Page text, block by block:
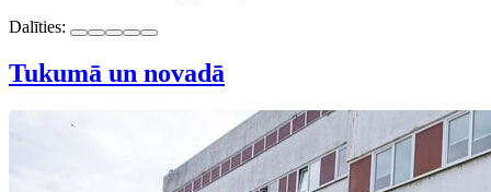
Dalīties:
Tukumā un novadā